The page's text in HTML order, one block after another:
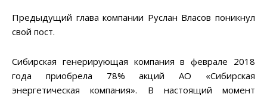
Предыдущий глава компании Руслан Власов поникнул
свой пост.
Сибирская генерирующая компания в феврале 2018
года приобрела 78% акций АО «Сибирская
энергетическая компания». В настоящий момент